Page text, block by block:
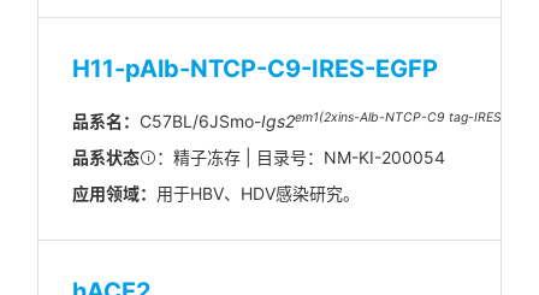
H11-pAlb-NTCP-C9-IRES-EGFP
品系名： C57BL/6JSmo-Igs2em1(2xins-Alb-NTCP-C9 tag-IRES-
品系状态
：精子冻存 | 目录号：NM-KI-200054
应用领域： 用于HBV、HDV感染研究。